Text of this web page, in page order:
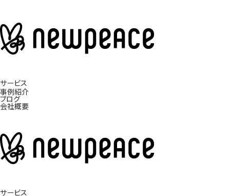
サービス
事例紹介
ブログ
会社概要
サービス